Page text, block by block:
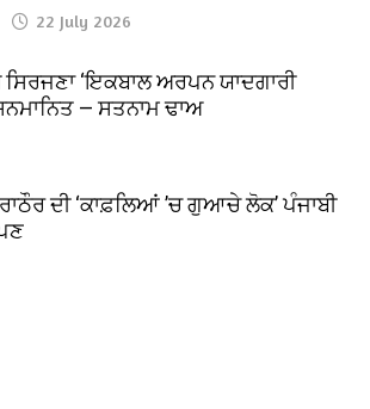
22 July 2026
ਸਿਰਜਣਾ ‘ਇਕਬਾਲ ਅਰਪਨ ਯਾਦਗਾਰੀ
— ਸਤਨਾਮ ਢਾਅ
ਦੀ ‘ਕਾਫ਼ਲਿਆਂ ’ਚ ਗੁਆਚੇ ਲੋਕ’ ਪੰਜਾਬੀ